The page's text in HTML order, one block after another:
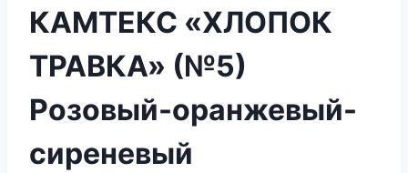
КАМТЕКС «ХЛОПОК
ТРАВКА» (№5)
Розовый-оранжевый-
сиреневый